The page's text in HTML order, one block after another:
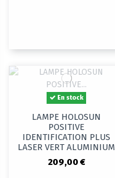
En stock
LAMPE HOLOSUN
POSITIVE
IDENTIFICATION PLUS
LASER VERT ALUMINIUM
209,00 €